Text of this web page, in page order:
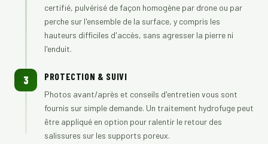
certifié, pulvérisé de façon homogène par drone ou par
perche sur l'ensemble de la surface, y compris les
hauteurs difficiles d'accès, sans agresser la pierre ni
l'enduit.
3 PROTECTION & SUIVI
Photos avant/après et conseils d'entretien vous sont
fournis sur simple demande. Un traitement hydrofuge peut
être appliqué en option pour ralentir le retour des
salissures sur les supports poreux.